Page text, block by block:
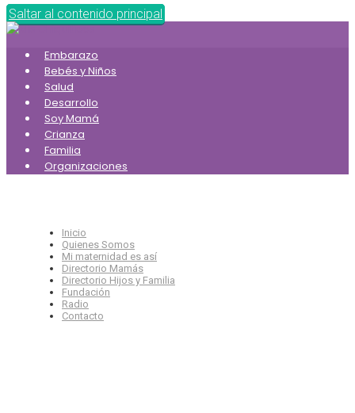
Saltar al contenido principal
Embarazo
Bebés y Niños
Salud
Desarrollo
Soy Mamá
Crianza
Familia
Organizaciones
Inicio
Quienes Somos
Mi maternidad es así
Directorio Mamás
Directorio Hijos y Familia
Fundación
Radio
Contacto